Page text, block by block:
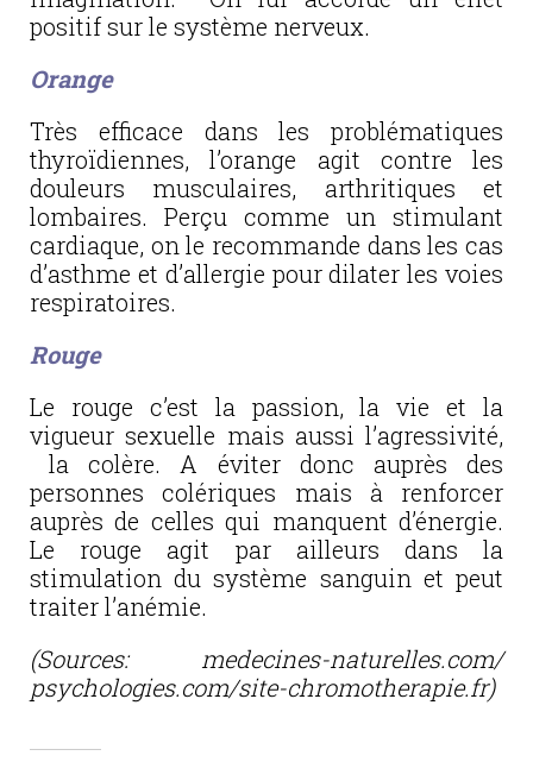
positif sur le système nerveux.
Orange
Très efficace dans les problématiques
thyroïdiennes, l’orange agit contre les
douleurs musculaires, arthritiques et
lombaires. Perçu comme un stimulant
cardiaque, on le recommande dans les cas
d’asthme et d’allergie pour dilater les voies
respiratoires.
Rouge
Le rouge c’est la passion, la vie et la
vigueur sexuelle mais aussi l’agressivité,
la colère. A éviter donc auprès des
personnes colériques mais à renforcer
auprès de celles qui manquent d’énergie.
Le rouge agit par ailleurs dans la
stimulation du système sanguin et peut
traiter l’anémie.
(Sources: medecines-naturelles.com/
psychologies.com/site-chromotherapie.fr)